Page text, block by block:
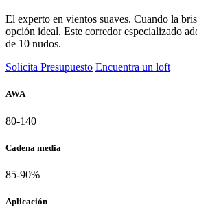
El experto en vientos suaves. Cuando la
opción ideal. Este corredor especializado
de 10 nudos.
Solicita Presupuesto Encuentra un loft
AWA
80-140
Cadena media
85-90%
Aplicación